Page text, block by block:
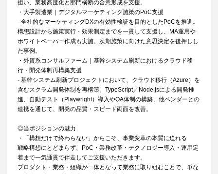
担い、業務高度化と部門横断の合意形成を支援。
・大手製造業｜デジタルマーケティング施策のPoC支援
- 全社的なマーケティングDXの有効性検証を目的としたPoCを推進。
構想設計から施策実行・効果測定までを一貫して支援し、MA運用や
ホワイトペーパー作成も実施。次期施策に向けた意思決定を後押しし
た事例。
・外資系コンサルファーム｜基幹システム刷新におけるクラウド移
行・開発体制再構築支援
- 基幹システム刷新プロジェクトにおいて、クラウド移行（Azure）を
含むスクラム開発体制を再構築。TypeScript／Node.jsによる開発推
進、自動テスト（Playwright）導入やQA体制の構築、他ベンダーとの
連携を通じて、開発の品質・スピード両面を改善。
◎当ポジションの魅力
・「構想だけで終わらない」からこそ、事業変革の本質に迫れる
戦略構想にとどまらず、PoC・業務改革・テクノロジー導入・運用定
着まで一気通貫で伴走してご支援いただきます。
プロダクト・業務・組織が一体となって業務に取り組むことで、単な